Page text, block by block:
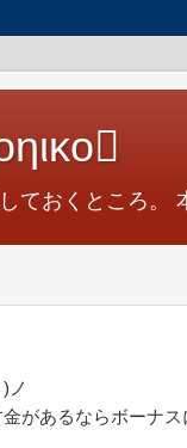
ておくところ
ノ
があるならボーナス